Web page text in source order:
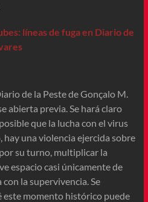
líneas de fuga en Diario de
de la Peste de Gonçalo M.
abierta previa. Se hará claro
que la lucha con el virus
hay una violencia ejercida sobre
su turno, multiplicar la
espacio casi únicamente de
la supervivencia. Se
momento histórico puede